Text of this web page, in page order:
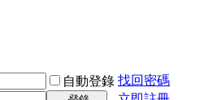
自動登錄 找回密碼